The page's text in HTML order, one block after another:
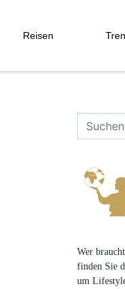
Reisen
Wer
finden Sie
um